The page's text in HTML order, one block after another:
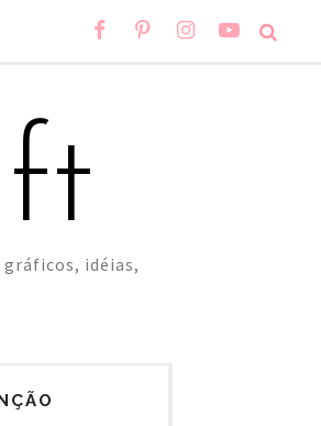
gráficos, idéias,